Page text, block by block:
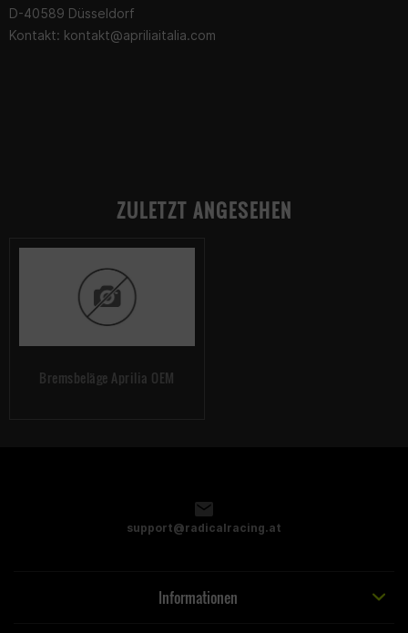
D-40589 Düsseldorf
Kontakt: kontakt@apriliaitalia.com
ZULETZT ANGESEHEN
Bremsbeläge Aprilia OEM
support@radicalracing.at
Informationen